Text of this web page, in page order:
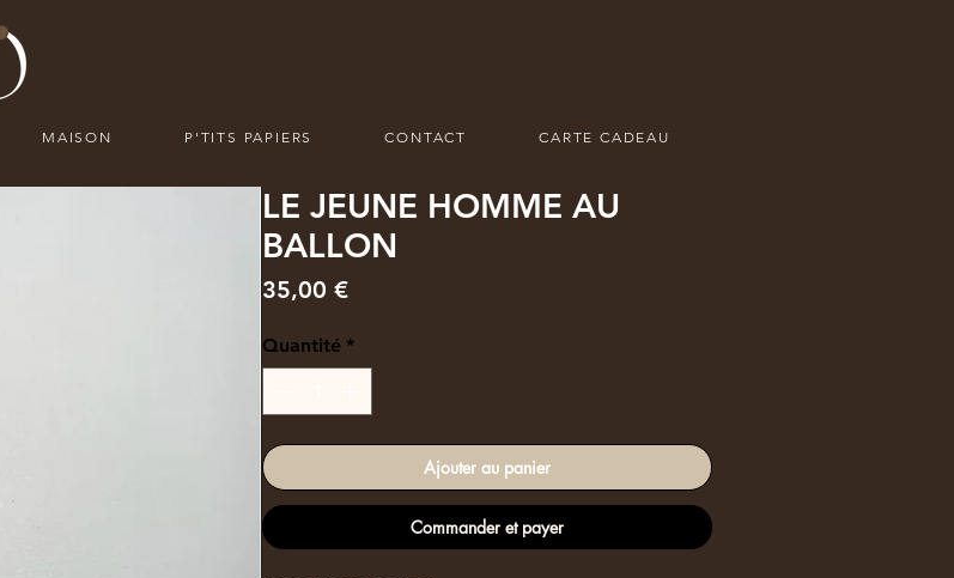
MAISON P'TITS PAPIERS CONTACT CARTE CADEAU
LE JEUNE HOMME AU
BALLON
35,00 €Prix
Quantité *
Ajouter au panier
Commander et payer